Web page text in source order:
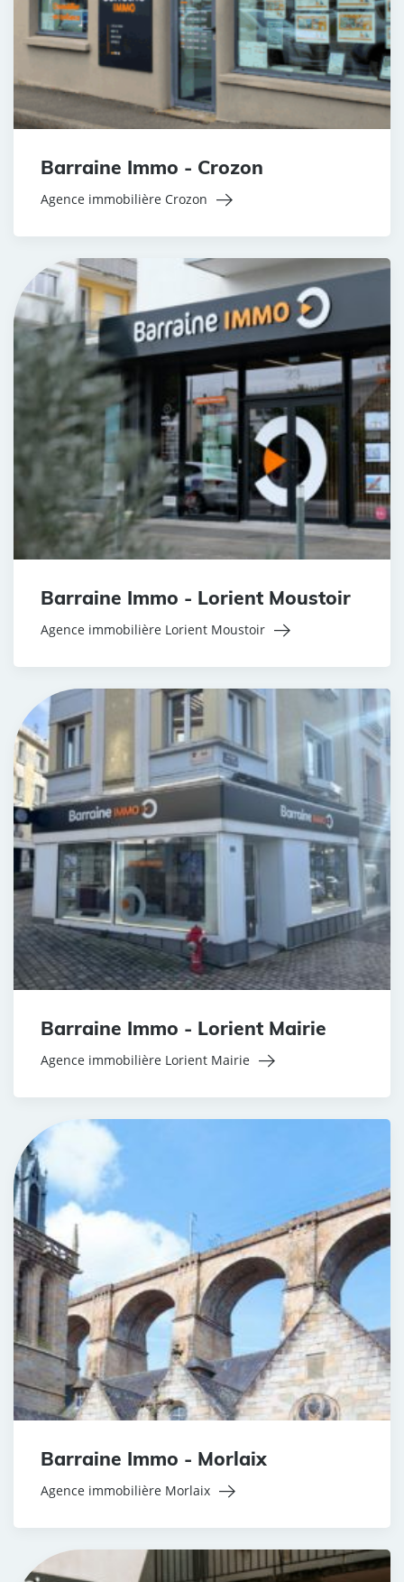
Barraine Immo - Crozon
Agence immobilière Crozon
Barraine Immo - Lorient Moustoir
Agence immobilière Lorient Moustoir
Barraine Immo - Lorient Mairie
Agence immobilière Lorient Mairie
Barraine Immo - Morlaix
Agence immobilière Morlaix